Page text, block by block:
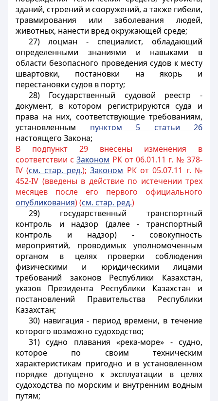
зданий, строений и сооружений, а также гибели,
травмирования или заболевания людей,
животных, нанести вред окружающей среде;
27) лоцман - специалист, обладающий
определенными знаниями и навыками в
области безопасного проведения судов к месту
швартовки, постановки на якорь и
перестановки судов в порту;
28) Государственный судовой реестр -
документ, в котором регистрируются суда и
права на них, соответствующие требованиям,
установленным пунктом 5 статьи 26
настоящего Закона;
В подпункт 29 внесены изменения в
соответствии с3аконом РК от 06.01.11 г. № 378-
IV (см. стар. ред.);Законом РК от 05.07.11 г. №
452-IV (введены в действие по истечении трех
месяцев после его первого официального
опубликования) (см. стар. ред.)
29) государственный транспортный
контроль и надзор (далее - транспортный
контроль и надзор) - совокупность
мероприятий, проводимых уполномоченным
органом в целях проверки соблюдения
физическими и юридическими лицами
требований законов Республики Казахстан,
указов Президента Республики Казахстан и
постановлений Правительства Республики
Казахстан;
30) навигация - период времени, в течение
которого возможно судоходство;
31) судно плавания «река-море» - судно,
которое по своим техническим
характеристикам пригодно и в установленном
порядке допущено к эксплуатации в целях
судоходства по морским и внутренним водным
путям;